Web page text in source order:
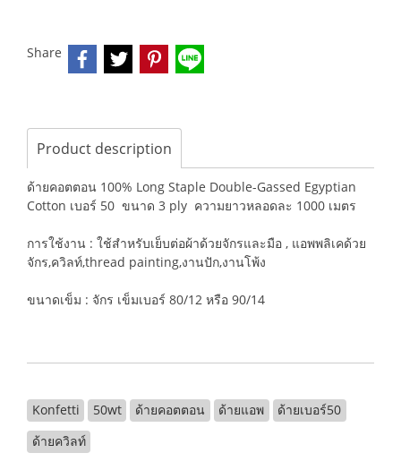
Share
Product description
ด้ายคอตตอน 100% Long Staple Double-Gassed Egyptian
Cotton เบอร์ 50 ขนาด 3 ply ความยาวหลอดละ 1000 เมตร
การใช้งาน : ใช้สำหรับเย็บต่อผ้าด้วยจักรและมือ , แอพพลิเคด้วย
จักร,ควิลท์,thread painting,งานปัก,งานโพ้ง
ขนาดเข็ม : จักร เข็มเบอร์ 80/12 หรือ 90/14
Konfetti 50wt ด้ายคอตตอน ด้ายแอพ
ด้ายเบอร์50
ด้ายควิลท์